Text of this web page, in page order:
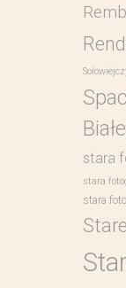
stara
stara
stara